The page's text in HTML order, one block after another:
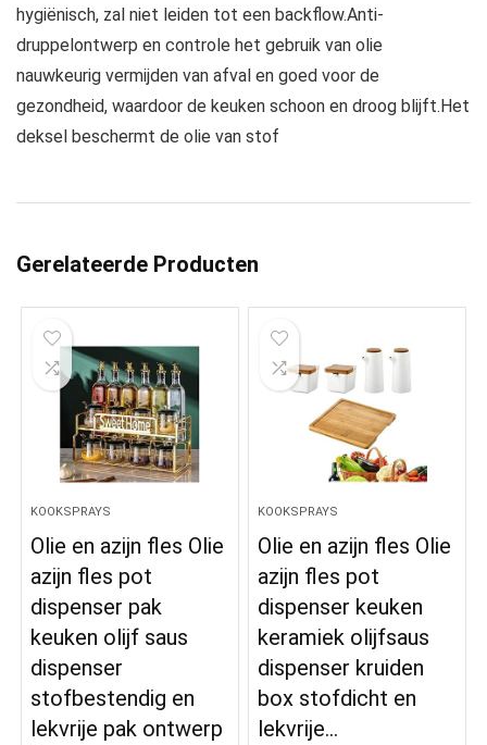
hygiënisch, zal niet leiden tot een backflow.Anti-
druppelontwerp en controle het gebruik van olie
nauwkeurig vermijden van afval en goed voor de
gezondheid, waardoor de keuken schoon en droog blijft.Het
deksel beschermt de olie van stof
Gerelateerde Producten
KOOKSPRAYS
Olie en azijn fles Olie
azijn fles pot
dispenser pak
keuken olijf saus
dispenser
stofbestendig en
lekvrije pak ontwerp
KOOKSPRAYS
Olie en azijn fles Olie
azijn fles pot
dispenser keuken
keramiek olijfsaus
dispenser kruiden
box stofdicht en
lekvrije…